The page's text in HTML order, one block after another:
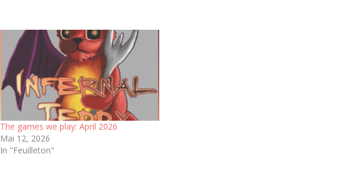
The games we play: April 2026
Mai 12, 2026
In "Feuilleton"